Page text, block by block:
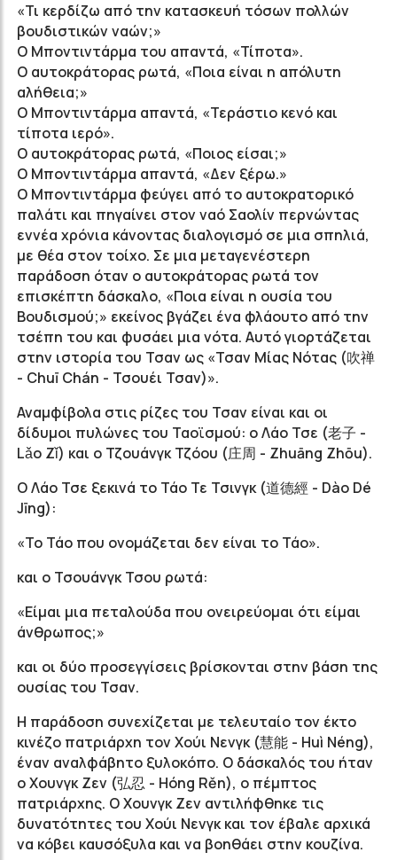
«Τι κερδίζω από την κατασκευή τόσων πολλών
βουδιστικών ναών;»
Ο Μποντιντάρμα του απαντά, «Τίποτα».
Ο αυτοκράτορας ρωτά, «Ποια είναι η απόλυτη
αλήθεια;»
Ο Μποντιντάρμα απαντά, «Τεράστιο κενό και
τίποτα ιερό».
Ο αυτοκράτορας ρωτά, «Ποιος είσαι;»
Ο Μποντιντάρμα απαντά, «Δεν ξέρω.»
Ο Μποντιντάρμα φεύγει από το αυτοκρατορικό
παλάτι και πηγαίνει στον ναό Σαολίν περνώντας
εννέα χρόνια κάνοντας διαλογισμό σε μια σπηλιά,
με θέα στον τοίχο. Σε μια μεταγενέστερη
παράδοση όταν ο αυτοκράτορας ρωτά τον
επισκέπτη δάσκαλο, «Ποια είναι η ουσία του
Βουδισμού;» εκείνος βγάζει ένα φλάουτο από την
τσέπη του και φυσάει μια νότα. Αυτό γιορτάζεται
στην ιστορία του Τσαν ως «Τσαν Μίας Νότας (吹禅
- Chuī Chán - Τσουέι Τσαν)».
Αναμφίβολα στις ρίζες του Τσαν είναι και οι
δίδυμοι πυλώνες του Ταοϊσμού: ο Λάο Τσε (老子 -
Lǎo Zǐ) και o Τζουάνγκ Τζόου (庄周 - Zhuāng Zhōu).
Ο Λάο Τσε ξεκινά το Τάο Τε Τσινγκ (道德經 - Dào Dé
Jīng):
«Το Τάο που ονομάζεται δεν είναι το Τάο».
και ο Τσουάνγκ Τσου ρωτά:
«Είμαι μια πεταλούδα που ονειρεύομαι ότι είμαι
άνθρωπος;»
και οι δύο προσεγγίσεις βρίσκονται στην βάση της
ουσίας του Τσαν.
Η παράδοση συνεχίζεται με τελευταίο τον έκτο
κινέζο πατριάρχη τον Χούι Νενγκ (慧能 - Huì Néng),
έναν αναλφάβητο ξυλοκόπο. Ο δάσκαλός του ήταν
ο Χουνγκ Zεν (弘忍 - Hóng Rěn), ο πέμπτος
πατριάρχης. Ο Χουνγκ Zεν αντιλήφθηκε τις
δυνατότητες του Χούι Νενγκ και τον έβαλε αρχικά
να κόβει καυσόξυλα και να βοηθάει στην κουζίνα.